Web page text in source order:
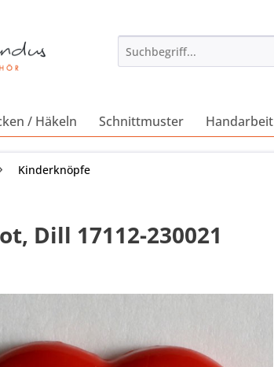
/ Häkeln Schnittmuster Handarbeit
Kinderknöpfe
Dill 17112-230021